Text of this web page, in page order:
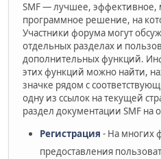
SMF — лучшее, эффективное,
программное решение, на
Участники форума могут
отдельных разделах и
дополнительных функций.
этих функций можно найти,
значке рядом с
одну из ссылок на текущей
раздел документации SMF на
Регистрация - На многих
предоставления